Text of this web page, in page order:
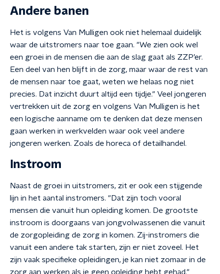
Andere banen
Het is volgens Van Mulligen ook niet helemaal duidelijk
waar de uitstromers naar toe gaan. "We zien ook wel
een groei in de mensen die aan de slag gaat als ZZP’er.
Een deel van hen blijft in de zorg, maar waar de rest van
de mensen naar toe gaat, weten we helaas nog niet
precies. Dat inzicht duurt altijd een tijdje." Veel jongeren
vertrekken uit de zorg en volgens Van Mulligen is het
een logische aanname om te denken dat deze mensen
gaan werken in werkvelden waar ook veel andere
jongeren werken. Zoals de horeca of detailhandel.
Instroom
Naast de groei in uitstromers, zit er ook een stijgende
lijn in het aantal instromers. "Dat zijn toch vooral
mensen die vanuit hun opleiding komen. De grootste
instroom is doorgaans van jongvolwassenen die vanuit
de zorgopleiding de zorg in komen. Zij-instromers die
vanuit een andere tak starten, zijn er niet zoveel. Het
zijn vaak specifieke opleidingen, je kan niet zomaar in de
zorg aan werken als je geen opleiding hebt gehad."